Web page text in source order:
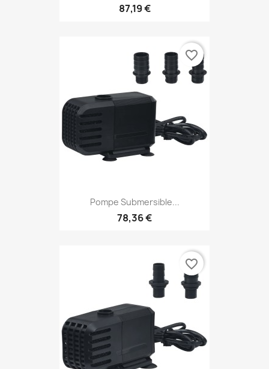
87,19 €
Pompe Submersible...
78,36 €
favorite_border
favorite_border